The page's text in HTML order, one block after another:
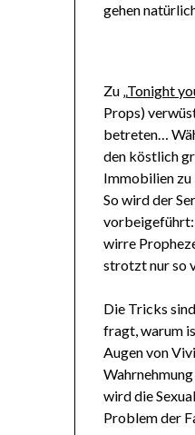
gehen
Zu „Tonight
Props)
betreten…
den köstlich
Immobilien zu
So wird der
vorbeigeführt:
wirre
strotzt nur so
Die Tricks
fragt, warum
Augen von
wird die
Problem der